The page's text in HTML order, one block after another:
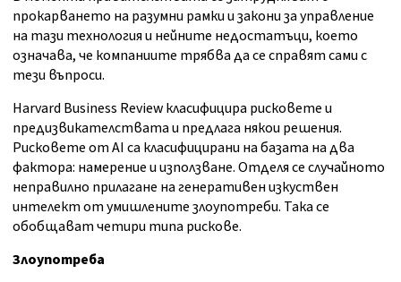
прокарването на разумни рамки и закони за управление
на тази технология и нейните недостатъци, което
означава, че компаниите трябва да се справят сами с
тези въпроси.
Harvard Business Review класифицира рисковете и
предизвикателствата и предлага някои решения.
Рисковете от AI са класифицирани на базата на два
фактора: намерение и използване. Отделя се случайното
неправилно прилагане на генеративен изкуствен
интелект от умишлените злоупотреби. Така се
обобщават четири типа рискове.
Злоупотреба